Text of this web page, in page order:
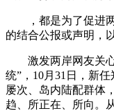
，都是为了促进两
的结合公报或声明，
激发两岸网友关心
统”，10月31日，新
屡次、岛内陆配群体
趋、所正在、所向。